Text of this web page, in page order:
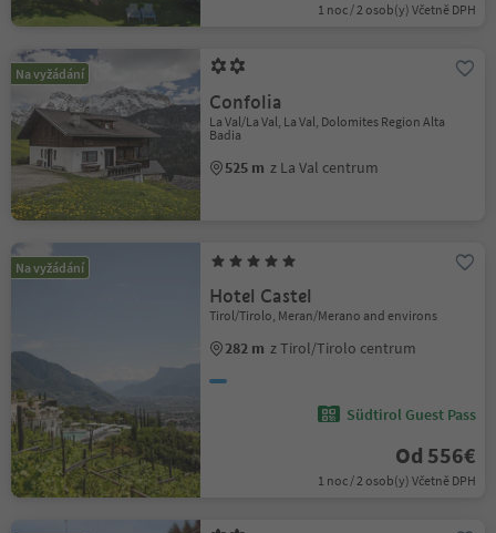
1 noc / 2 osob(y) Včetně DPH
Na vyžádání
Confolia
La Val/La Val, La Val, Dolomites Region Alta
Badia
525 m z La Val centrum
Na vyžádání
Hotel Castel
Tirol/Tirolo, Meran/Merano and environs
282 m z Tirol/Tirolo centrum
Südtirol Guest Pass
Od 556€
1 noc / 2 osob(y) Včetně DPH